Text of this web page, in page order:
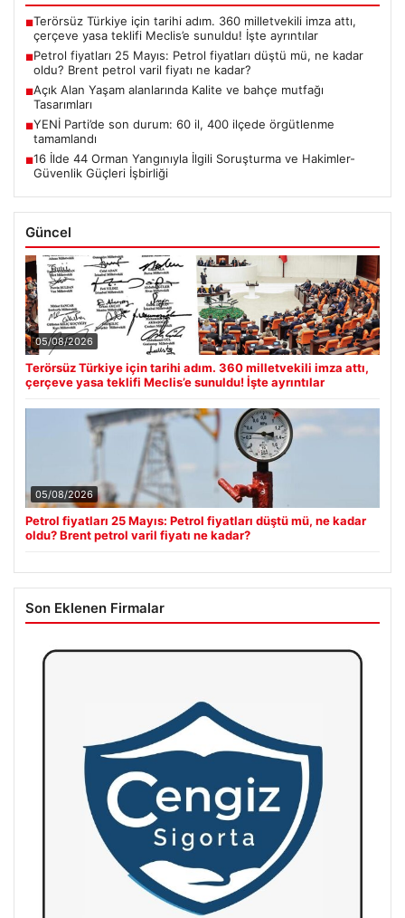
■Terörsüz Türkiye için tarihi adım. 360 milletvekili imza attı,
çerçeve yasa teklifi Meclis’e sunuldu! İşte ayrıntılar
■Petrol fiyatları 25 Mayıs: Petrol fiyatları düştü mü, ne kadar
oldu? Brent petrol varil fiyatı ne kadar?
■Açık Alan Yaşam alanlarında Kalite ve bahçe mutfağı
Tasarımları
■YENİ Parti’de son durum: 60 il, 400 ilçede örgütlenme
tamamlandı
■16 İlde 44 Orman Yangınıyla İlgili Soruşturma ve Hakimler-
Güvenlik Güçleri İşbirliği
Güncel
05/08/2026
Terörsüz Türkiye için tarihi adım. 360 milletvekili imza attı,
çerçeve yasa teklifi Meclis’e sunuldu! İşte ayrıntılar
05/08/2026
Petrol fiyatları 25 Mayıs: Petrol fiyatları düştü mü, ne kadar
oldu? Brent petrol varil fiyatı ne kadar?
Son Eklenen Firmalar